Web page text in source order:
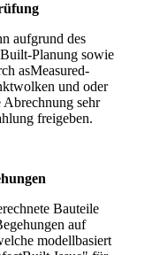
aufgrund des
Planung sowie
asMeasured-
und oder
Abrechnung sehr
freigeben.
Bauteile
auf
modellbasiert